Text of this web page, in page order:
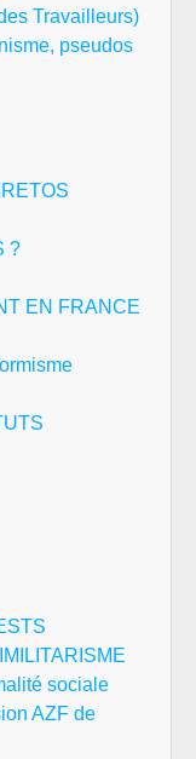
Travailleurs)
pseudos
?
EN FRANCE
sociale
AZF de